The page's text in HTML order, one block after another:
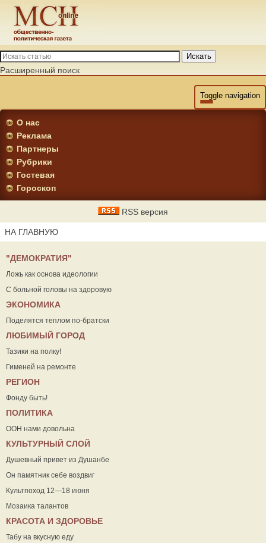
Искать
Расширенный поиск
Toggle navigation
О нас
Реклама
Партнеры
Рубрики
Гостевая
Гороскоп
RSS версия
НА ГЛАВНУЮ
"ДЕМОКРАТИЯ"
Ложь как основа идеологии
С больной головы на здоровую
ЭКОНОМИКА
Поделятся теплом по-братски
ЛЮБИМЫЙ ГОРОД
Тазики на полку!
Гименей на ремонте
РЕГИОН
Фонду быть!
ПОЛИТИКА
ООН нами довольна
КУЛЬТУРНЫЙ СЛОЙ
Душевный привет из Душанбе
Он памятник себе воздвиг
Культпоход 12—18 июня
Мозаика талантов
КРАСОТА И ЗДОРОВЬЕ
Табу на вкусную еду